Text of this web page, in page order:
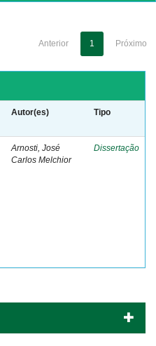
Anterior 1 Próximo
Autor(es) Tipo
Arnosti, José
Carlos Melchior
Dissertação